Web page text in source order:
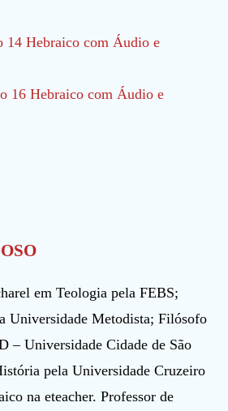
14 Hebraico com Áudio e
16 Hebraico com Áudio e
em Teologia pela FEBS;
Universidade Metodista; Filósofo
– Universidade Cidade de São
pela Universidade Cruzeiro
na eteacher. Professor de